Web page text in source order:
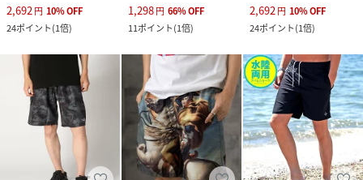
2,692円 10%OFF
24ポイント(1倍)
1,298円 66%OFF
11ポイント(1倍)
2,692円 10%OFF
24ポイント(1倍)